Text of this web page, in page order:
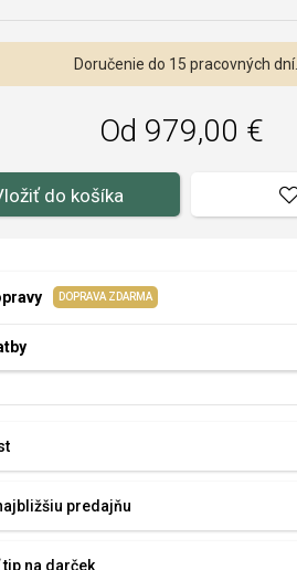
Doručenie do 15 pracovných dní.
Od 979,00 €
do košíka
DOPRAVA ZDARMA
predajňu
na darček